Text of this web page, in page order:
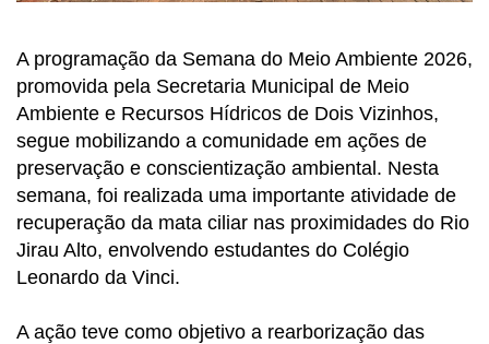
A programação da Semana do Meio Ambiente 2026,
promovida pela Secretaria Municipal de Meio
Ambiente e Recursos Hídricos de Dois Vizinhos,
segue mobilizando a comunidade em ações de
preservação e conscientização ambiental. Nesta
semana, foi realizada uma importante atividade de
recuperação da mata ciliar nas proximidades do Rio
Jirau Alto, envolvendo estudantes do Colégio
Leonardo da Vinci.
A ação teve como objetivo a rearborização das